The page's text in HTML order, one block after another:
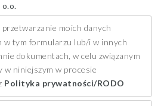
moich danych
w tym formularzu lub/i w innych
dokumentach, w celu związanym
w niniejszym w procesie
Polityka prywatności/RODO